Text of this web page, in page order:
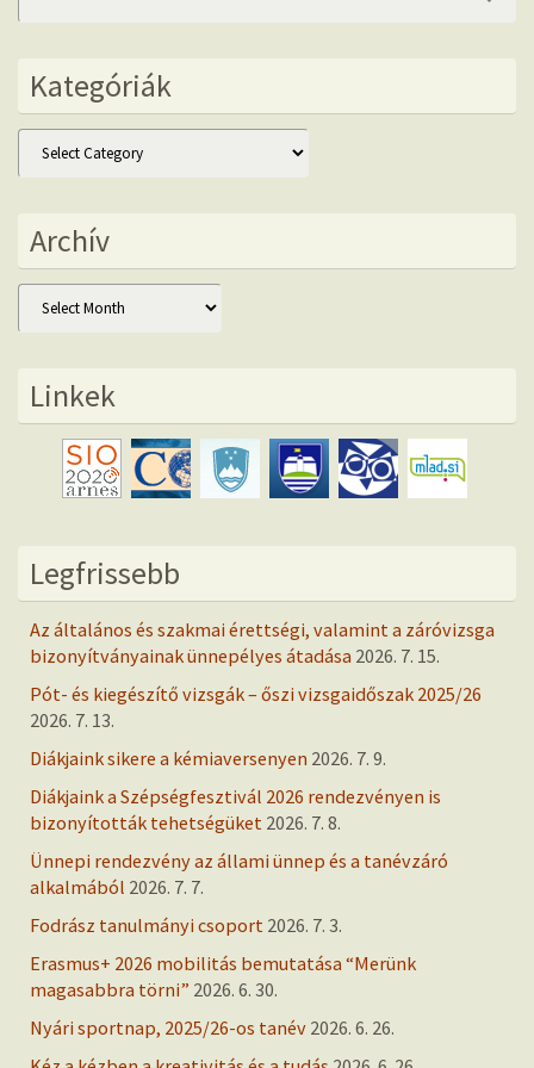
Kategóriák
Kategóriák
Archív
Archív
Linkek
Legfrissebb
Az általános és szakmai érettségi, valamint a záróvizsga
bizonyítványainak ünnepélyes átadása 2026. 7. 15.
Pót- és kiegészítő vizsgák – őszi vizsgaidőszak 2025/26
2026. 7. 13.
Diákjaink sikere a kémiaversenyen 2026. 7. 9.
Diákjaink a Szépségfesztivál 2026 rendezvényen is
bizonyították tehetségüket 2026. 7. 8.
Ünnepi rendezvény az állami ünnep és a tanévzáró
alkalmából 2026. 7. 7.
Fodrász tanulmányi csoport 2026. 7. 3.
Erasmus+ 2026 mobilitás bemutatása “Merünk
magasabbra törni” 2026. 6. 30.
Nyári sportnap, 2025/26-os tanév 2026. 6. 26.